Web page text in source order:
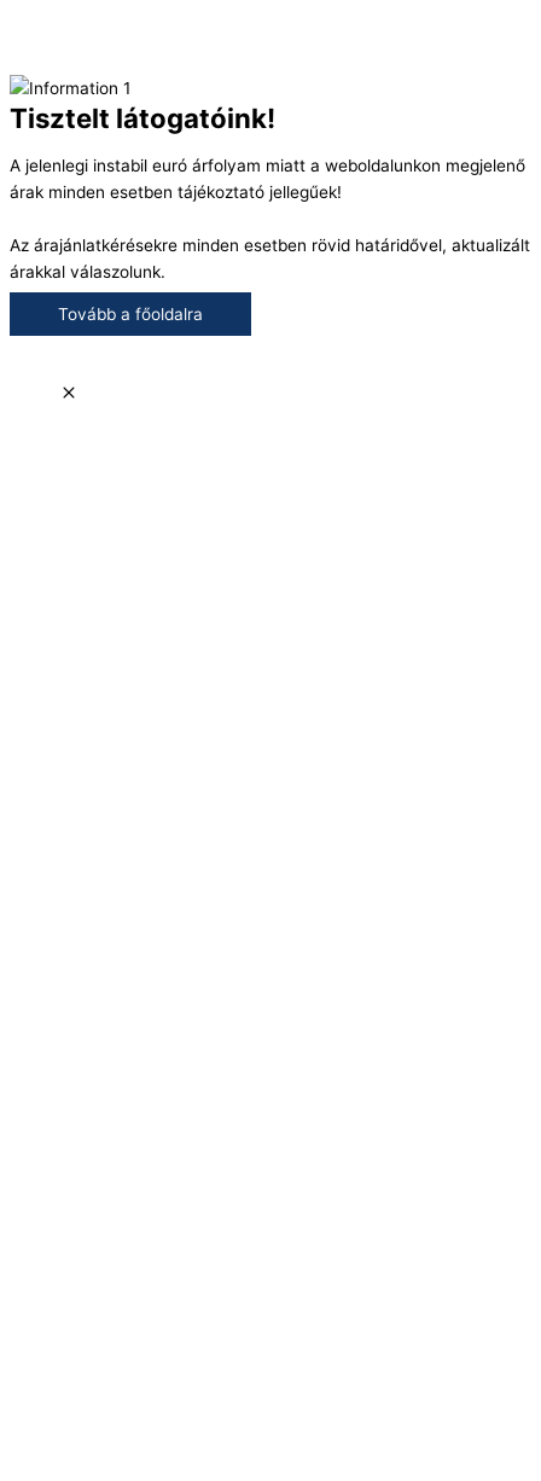
Tisztelt látogatóink!
A jelenlegi instabil euró árfolyam miatt a weboldalunkon megjelenő
árak minden esetben tájékoztató jellegűek!
Az árajánlatkérésekre minden esetben rövid határidővel, aktualizált
árakkal válaszolunk.
Tovább a főoldalra